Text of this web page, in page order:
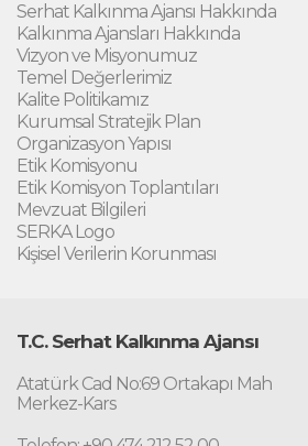
Serhat Kalkınma Ajansı Hakkında
Kalkınma Ajansları Hakkında
Vizyon ve Misyonumuz
Temel Değerlerimiz
Kalite Politikamız
Kurumsal Stratejik Plan
Organizasyon Yapısı
Etik Komisyonu
Etik Komisyon Toplantıları
Mevzuat Bilgileri
SERKA Logo
Kişisel Verilerin Korunması
T.C. Serhat Kalkınma Ajansı
Atatürk Cad No:69 Ortakapı Mah
Merkez-Kars